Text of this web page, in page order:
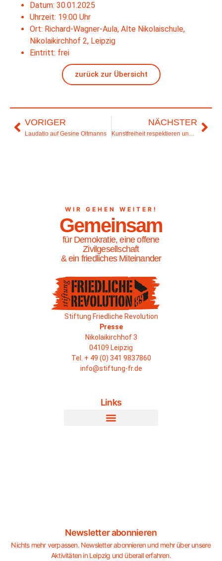
Datum: 30.01.2025
Uhrzeit: 19:00 Uhr
Ort: Richard-Wagner-Aula, Alte Nikolaischule,
Nikolaikirchhof 2, Leipzig
Eintritt: frei
zurück zur Übersicht
VORIGER
Laudatio auf Gesine Oltmanns
NÄCHSTER
Kunstfreiheit respektieren und wahren
WIR GEHEN WEITER!
Gemeinsam
für Demokratie, eine offene
Zivilgesellschaft
& ein friedliches Miteinander
Stiftung Friedliche Revolution
Presse
Nikolaikirchhof 3
04109 Leipzig
Tel. + 49 (0) 341 9837860
info@stiftung-fr.de
Links
Newsletter abonnieren
Nichts mehr verpassen. Newsletter abonnieren und mehr über unsere
Aktivitäten in Leipzig und überall erfahren.